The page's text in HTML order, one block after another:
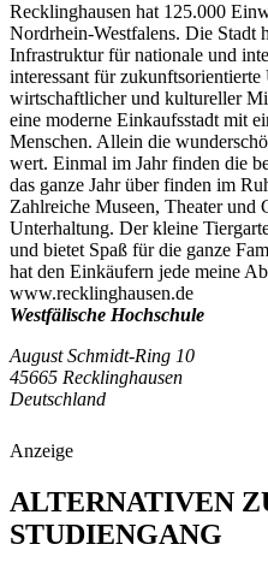
Recklinghausen hat 125.000
Nordrhein-Westfalens. Die Stadt
Infrastruktur für nationale und
interessant für zukunftsorientierte
wirtschaftlicher und kultureller
eine moderne Einkaufsstadt mit
Menschen. Allein die
wert. Einmal im Jahr finden die
das ganze Jahr über finden im
Zahlreiche Museen, Theater und
Unterhaltung. Der kleine
und bietet Spaß für die ganze
hat den Einkäufern jede meine
www.recklinghausen.de
Westfälische Hochschule
August Schmidt-Ring 10
45665 Recklinghausen
Deutschland
Anzeige
ALTERNATIVEN
STUDIENGANG